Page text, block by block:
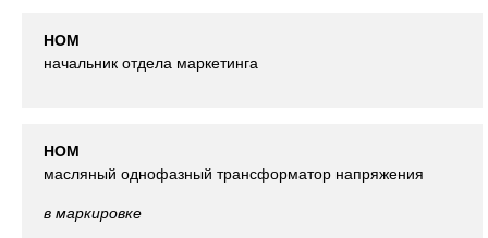
НОМ
начальник отдела маркетинга
НОМ
масляный однофазный трансформатор напряжения
в маркировке